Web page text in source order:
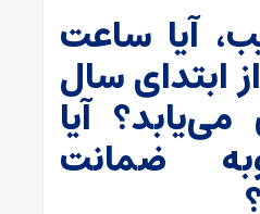
آیا ساعت
ابتدای سال
آیا
ضمانت